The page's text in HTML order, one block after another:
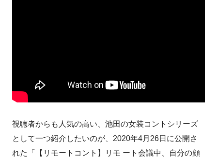
視聴者からも人気の高い、池田の女装コントシリーズ
として一つ紹介したいのが、2020年4月26日に公開さ
れた「【リモートコント】リモ ート会議中、自分の顔